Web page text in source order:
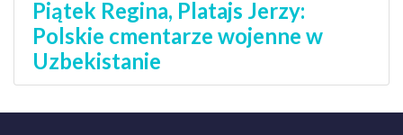
Piątek Regina, Platajs Jerzy:
Polskie cmentarze wojenne w
Uzbekistanie